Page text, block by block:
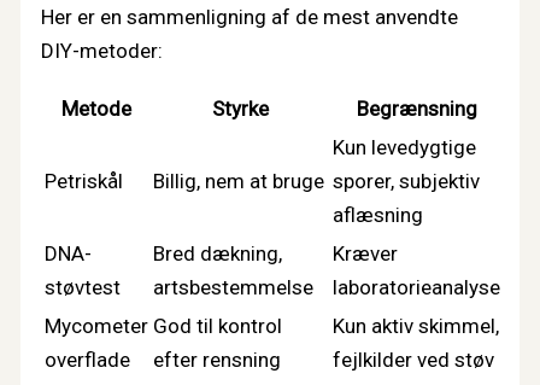
Her er en sammenligning af de mest anvendte
DIY-metoder:
Metode Styrke Begrænsning
Petriskål Billig, nem at bruge
Kun levedygtige
sporer, subjektiv
aflæsning
DNA-
støvtest
Bred dækning,
artsbestemmelse
Kræver
laboratorieanalyse
Mycometer
overflade
God til kontrol
efter rensning
Kun aktiv skimmel,
fejlkilder ved støv